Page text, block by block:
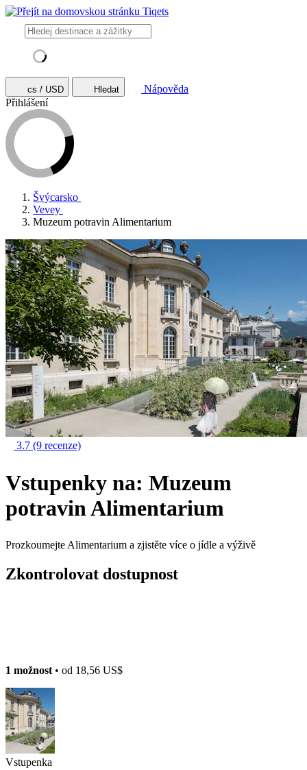
cs / USD Hledat
Nápověda
Přihlášení
Švýcarsko
Vevey
Muzeum potravin Alimentarium
3.7 (9 recenze)
Vstupenky na: Muzeum
potravin Alimentarium
Prozkoumejte Alimentarium a zjistěte více o jídle a výživě
Zkontrolovat dostupnost
1 možnost • od 18,56 US$
Vstupenka